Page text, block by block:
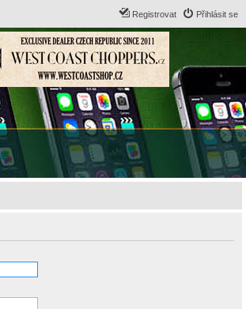
Přihlásit se
Registrovat